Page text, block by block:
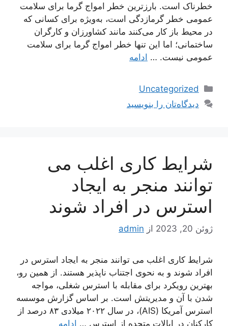
خطرناک است. بارزترین خطر امواج گرما برای سلامت
عمومی خطر گرمازدگی است، به‌ویژه برای کسانی که
در محیط باز کار می‌کنند مانند کشاورزان و کارگران
ساختمانی؛ اما این تنها خطر امواج گرما برای سلامت
عمومی نیست. … ادامه
دسته‌ها
Uncategorized
دیدگاه‌تان را بنویسید
شرایط کاری اغلب می
توانند منجر به ایجاد
استرس در افراد شوند
ژوئن 20, 2023 از admin
شرایط کاری اغلب می توانند منجر به ایجاد استرس در
افراد شوند و به نحوی اجتناب ناپذیر هستند. از همین رو،
بهترین رویکرد برای مقابله با استرس شغلی، مواجه
شدن با آن و مدیریتش است. بر اساس گزارش موسسه
استرس آمریکا (AIS)، در سال ۲۰۲۲ میلادی ۸۳ درصد از
کارکنان در ایالات متحده از استرس … ادامه